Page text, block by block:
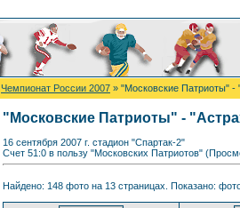
Чемпионат России 2007 » "Московские Патриоты" -
"Московские Патриоты" -
16 сентября 2007 г. стадион "Спартак-2"
Счет 51:0 в пользу "Московских Патриотов"
Найдено: 148 фото на 13 страницах. Показано: